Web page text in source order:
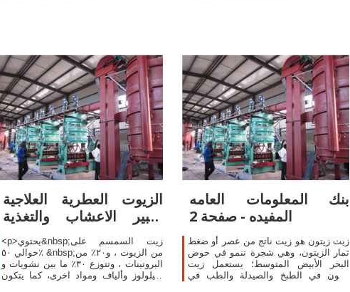
الزيوت العطرية العلاجية
-خبير الاعشاب والتغذية
العلاجية
<p>يحتوي&nbsp;زيت السمسم على
حوالي ٥٠٪ &nbsp;من الزيوت ، و٢٠٪ من
البروتينات ، وتتوزع ٣٠٪ ما بين نشويات و
سيلولوز وألياف ومواد اخرى، كما يتكون
بنك المعلومات العامه
المفيده - صفحة 2
زيت زيتون هو زيت ناتج من عصر أو ضغط
ثمار الزيتون، وهي شجرة تنمو في حوض
البحر الأبيض المتوسط؛ يستعمل زيت
زيتون في الطبخ والصيدلة والطب في